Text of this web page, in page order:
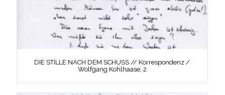
DIE STILLE NACH DEM SCHUSS // Korrespondenz /
Wolfgang Kohlhaase, 2